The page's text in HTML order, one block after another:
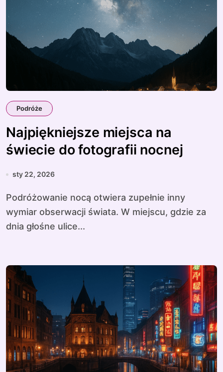
Podróże
Najpiękniejsze miejsca na
świecie do fotografii nocnej
sty 22, 2026
Podróżowanie nocą otwiera zupełnie inny
wymiar obserwacji świata. W miejscu, gdzie za
dnia głośne ulice...